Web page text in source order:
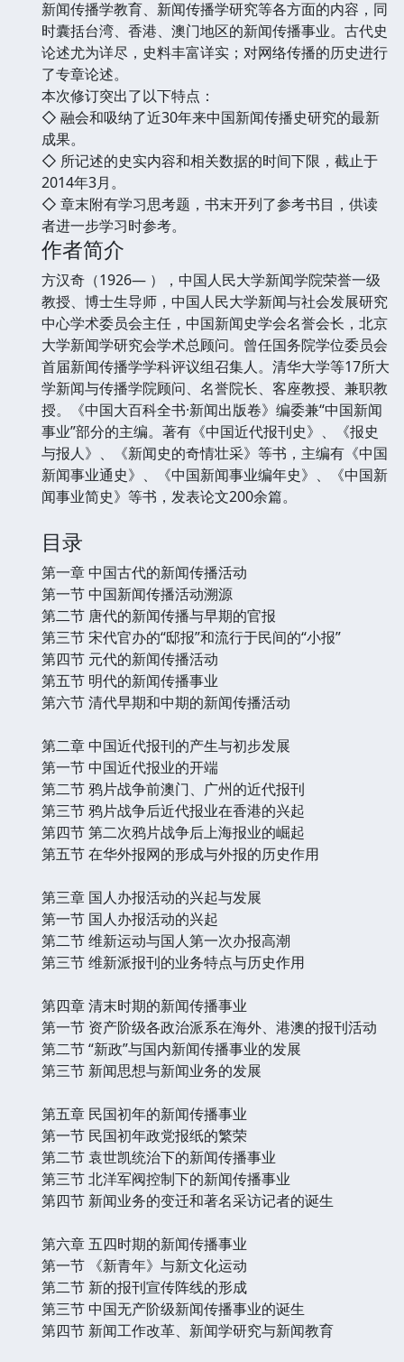
新闻传播学教育、新闻传播学研究等各方面的内容，同
时囊括台湾、香港、澳门地区的新闻传播事业。古代史
论述尤为详尽，史料丰富详实；对网络传播的历史进行
了专章论述。
本次修订突出了以下特点：
◇ 融会和吸纳了近30年来中国新闻传播史研究的最新
成果。
◇ 所记述的史实内容和相关数据的时间下限，截止于
2014年3月。
◇ 章末附有学习思考题，书末开列了参考书目，供读
者进一步学习时参考。
作者简介
方汉奇（1926— ），中国人民大学新闻学院荣誉一级
教授、博士生导师，中国人民大学新闻与社会发展研究
中心学术委员会主任，中国新闻史学会名誉会长，北京
大学新闻学研究会学术总顾问。曾任国务院学位委员会
首届新闻传播学学科评议组召集人。清华大学等17所大
学新闻与传播学院顾问、名誉院长、客座教授、兼职教
授。《中国大百科全书·新闻出版卷》编委兼“中国新闻
事业”部分的主编。著有《中国近代报刊史》、《报史
与报人》、《新闻史的奇情壮采》等书，主编有《中国
新闻事业通史》、《中国新闻事业编年史》、《中国新
闻事业简史》等书，发表论文200余篇。
目录
第一章 中国古代的新闻传播活动
第一节 中国新闻传播活动溯源
第二节 唐代的新闻传播与早期的官报
第三节 宋代官办的“邸报”和流行于民间的“小报”
第四节 元代的新闻传播活动
第五节 明代的新闻传播事业
第六节 清代早期和中期的新闻传播活动
第二章 中国近代报刊的产生与初步发展
第一节 中国近代报业的开端
第二节 鸦片战争前澳门、广州的近代报刊
第三节 鸦片战争后近代报业在香港的兴起
第四节 第二次鸦片战争后上海报业的崛起
第五节 在华外报网的形成与外报的历史作用
第三章 国人办报活动的兴起与发展
第一节 国人办报活动的兴起
第二节 维新运动与国人第一次办报高潮
第三节 维新派报刊的业务特点与历史作用
第四章 清末时期的新闻传播事业
第一节 资产阶级各政治派系在海外、港澳的报刊活动
第二节 “新政”与国内新闻传播事业的发展
第三节 新闻思想与新闻业务的发展
第五章 民国初年的新闻传播事业
第一节 民国初年政党报纸的繁荣
第二节 袁世凯统治下的新闻传播事业
第三节 北洋军阀控制下的新闻传播事业
第四节 新闻业务的变迁和著名采访记者的诞生
第六章 五四时期的新闻传播事业
第一节 《新青年》与新文化运动
第二节 新的报刊宣传阵线的形成
第三节 中国无产阶级新闻传播事业的诞生
第四节 新闻工作改革、新闻学研究与新闻教育